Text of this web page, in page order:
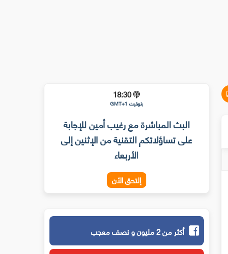
18:30
بتوقيت GMT+1
البث المباشرة مع رغيب أمين للإجابة
على تساؤلاتكم التقنية من الإثنين إلى
الأربعاء
إلتحق الأن
أكثر من 2 مليون و نصف معجب